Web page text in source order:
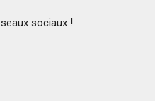
sociaux !